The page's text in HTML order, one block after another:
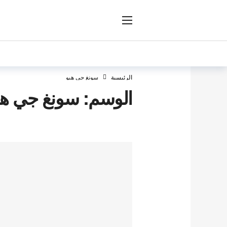
الرئيسية سونغ جي هيو
الوسم:سونغ جي